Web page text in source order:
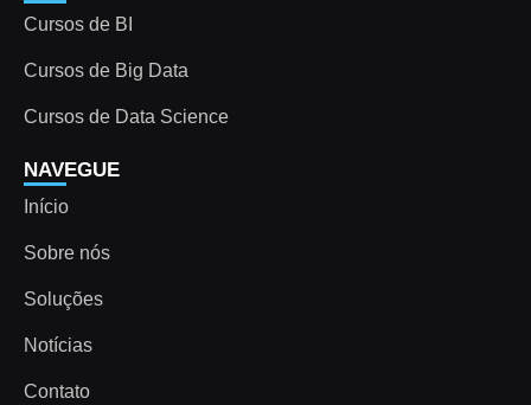
Cursos de BI
Cursos de Big Data
Cursos de Data Science
NAVEGUE
Início
Sobre nós
Soluções
Notícias
Contato